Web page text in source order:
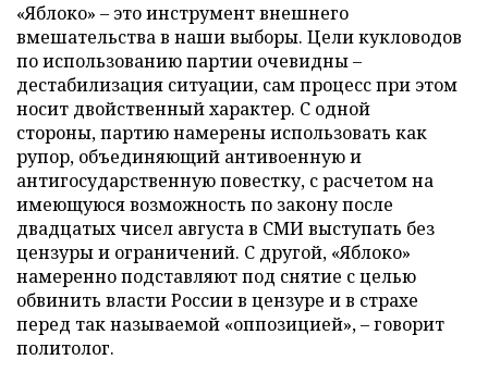
«Яблоко» – это инструмент внешнего
вмешательства в наши выборы. Цели кукловодов
по использованию партии очевидны –
дестабилизация ситуации, сам процесс при этом
носит двойственный характер. С одной
стороны, партию намерены использовать как
рупор, объединяющий антивоенную и
антигосударственную повестку, с расчетом на
имеющуюся возможность по закону после
двадцатых чисел августа в СМИ выступать без
цензуры и ограничений. С другой, «Яблоко»
намеренно подставляют под снятие с целью
обвинить власти России в цензуре и в страхе
перед так называемой «оппозицией», – говорит
политолог.